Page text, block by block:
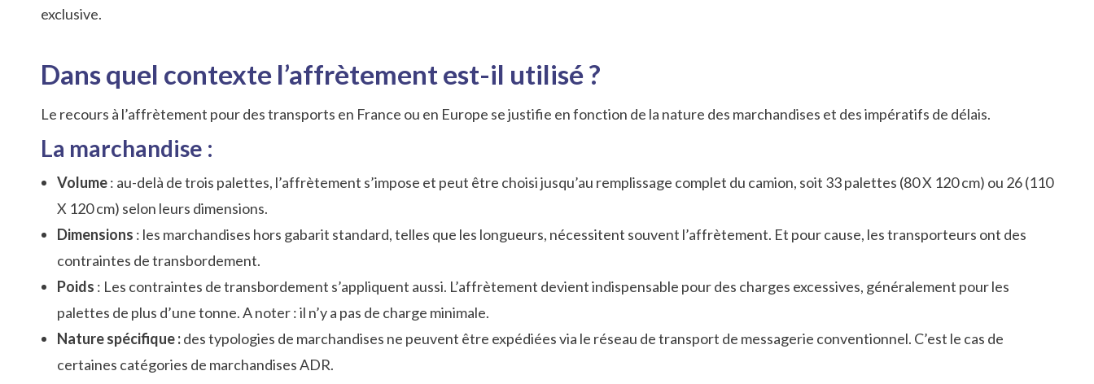
exclusive.
Dans quel contexte l’affrètement est-il utilisé ?
Le recours à l’affrètement pour des transports en France ou en Europe se justifie en fonction de la nature des marchandises et des impératifs de délais.
La marchandise :
Volume: au-delà de trois palettes, l’affrètement s’impose et peut être choisi jusqu’au remplissage complet du camion, soit 33 palettes (80 X 120 cm) ou 26 (110
X 120 cm) selon leurs dimensions.
Dimensions : les marchandises hors gabarit standard, telles que les longueurs, nécessitent souvent l’affrètement. Et pour cause, les transporteurs ont des
contraintes de transbordement.
Poids : Les contraintes de transbordement s’appliquent aussi. L’affrètement devient indispensable pour des charges excessives, généralement pour les
palettes de plus d’une tonne. A noter : il n’y a pas de charge minimale.
Nature spécifique :des typologies de marchandises ne peuvent être expédiées via le réseau de transport de messagerie conventionnel. C’est le cas de
certaines catégories de marchandises ADR.